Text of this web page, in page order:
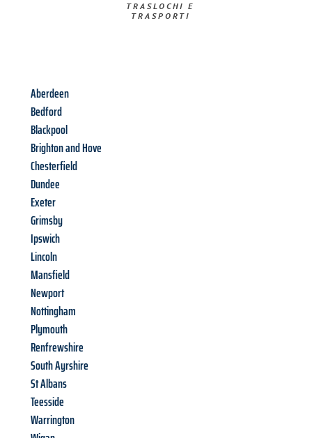
TRASLOCHI E
TRASPORTI​
Aberdeen
Bedford
Blackpool
Brighton and Hove
Chesterfield
Dundee
Exeter
Grimsby
Ipswich
Lincoln
Mansfield
Newport
Nottingham
Plymouth
Renfrewshire
South Ayrshire
St Albans
Teesside
Warrington